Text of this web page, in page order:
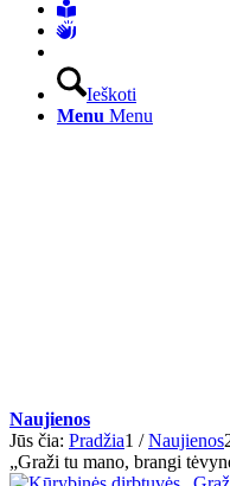
Ieškoti
Menu Menu
Naujienos
Jūs čia: Pradžia1 / Naujienos
„Graži tu mano, brangi